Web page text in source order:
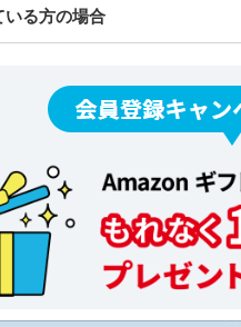
る方の場合